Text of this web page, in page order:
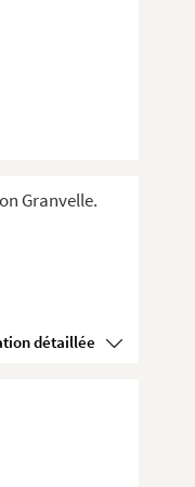
Granvelle.
Voir la présentation détaillée